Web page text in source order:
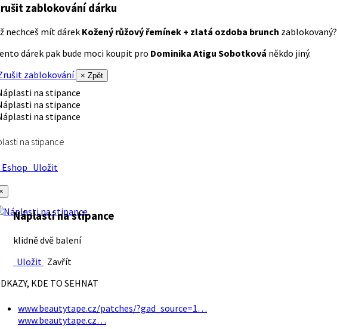
zablokování dárku
nechceš mít dárek Kožený růžový řemínek + zlatá ozdoba brunch zablokovaný?
dárek pak bude moci koupit pro Dominika Atigu Sobotková někdo jiný.
zablokování
× Zpět
na stipance
Uložit
Náplasti na stipance
klidně dvě balení
Uložit Zavřít
KDE TO SEHNAT
www.beautytape.cz/patches/?gad_source=1…
www.beautytape.cz…